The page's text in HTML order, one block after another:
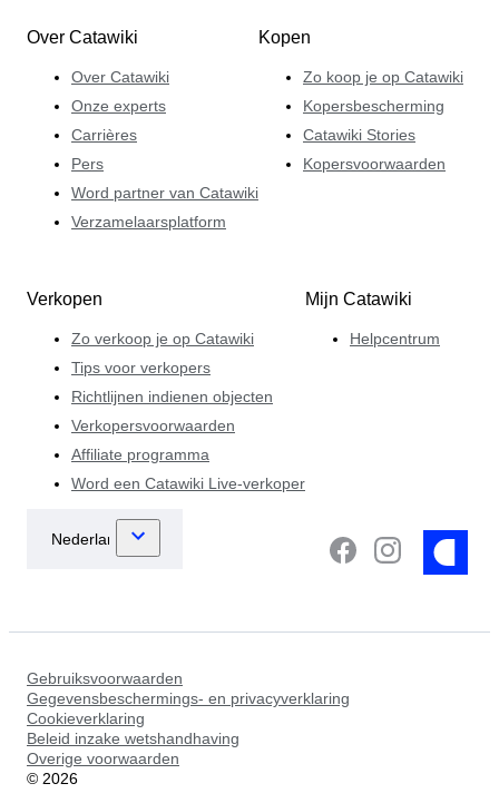
Over Catawiki
Over Catawiki
Onze experts
Carrières
Pers
Word partner van Catawiki
Verzamelaarsplatform
Kopen
Zo koop je op Catawiki
Kopersbescherming
Catawiki Stories
Kopersvoorwaarden
Verkopen
Zo verkoop je op Catawiki
Tips voor verkopers
Richtlijnen indienen objecten
Verkopersvoorwaarden
Affiliate programma
Word een Catawiki Live-verkoper
Mijn Catawiki
Helpcentrum
Gebruiksvoorwaarden
Gegevensbeschermings- en privacyverklaring
Cookieverklaring
Beleid inzake wetshandhaving
Overige voorwaarden
© 2026